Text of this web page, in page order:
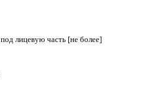
лицевую часть [не более]